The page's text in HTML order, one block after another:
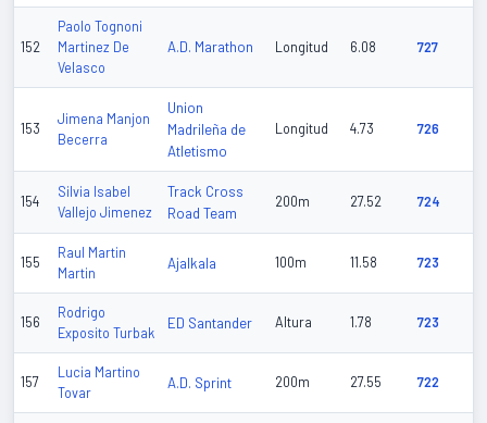
152
Paolo Tognoni
Martinez De
Velasco
A.D. Marathon Longitud 6.08 727
153
Jimena Manjon
Becerra
Union
Madrileña de
Atletismo
Longitud 4.73 726
154
Silvia Isabel
Vallejo Jimenez
Track Cross
Road Team
200m 27.52 724
155
Raul Martin
Martin
Ajalkala 100m 11.58 723
156
Rodrigo
Exposito Turbak
ED Santander Altura 1.78 723
157
Lucia Martino
Tovar
A.D. Sprint 200m 27.55 722